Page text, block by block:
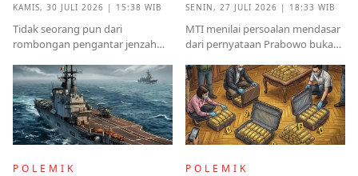
Kampung Halaman
KAMIS, 30 JULI 2026 | 15:38 WIB
Tidak seorang pun dari
rombongan pengantar jenzah
identitas ataupun menjelaskan
dari instansi mana.
Kekuasaan
SENIN, 27 JULI 2026 | 18:33 WIB
MTI menilai persoalan mendasar
dari pernyataan Prabowo bukan
melainkan implikasinya yang
sangat destruktif bagi kualitas
demokrasi
POLEMIK POLEMIK